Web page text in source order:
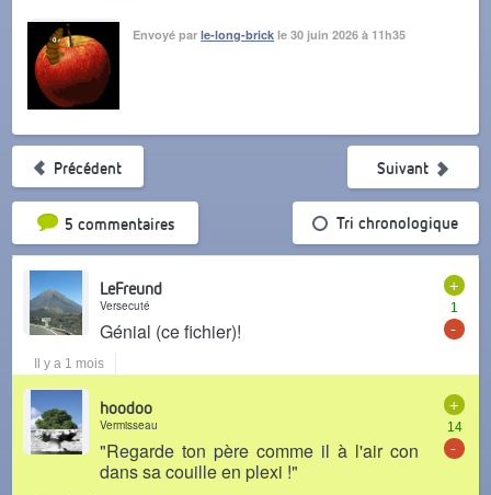
Envoyé parle-long-brick le 30 juin 2026 à 11h35
Précédent
5 commentairesTri par popularité Tri chronologique
Suivant
+
1
-
LeFreund
Versecuté
Génial (ce fichier)!
Il y a 1 mois
+
14
-
hoodoo
Vermisseau
"Regarde ton père comme il à l'air con
dans sa couille en plexi !"